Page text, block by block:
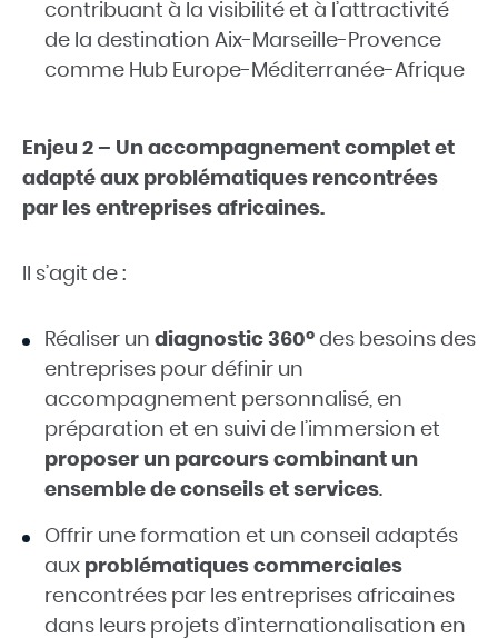
contribuant à la visibilité et à l’attractivité
de la destination Aix-Marseille-Provence
comme Hub Europe-Méditerranée-Afrique
Enjeu 2 – Un accompagnement complet et
adapté aux problématiques rencontrées
par les entreprises africaines.
Il s’agit de :
Réaliser un diagnostic 360° des besoins des
entreprises pour définir un
accompagnement personnalisé, en
préparation et en suivi de l’immersion et
proposer un parcours combinant un
ensemble de conseils et services.
Offrir une formation et un conseil adaptés
aux problématiques commerciales
rencontrées par les entreprises africaines
dans leurs projets d’internationalisation en